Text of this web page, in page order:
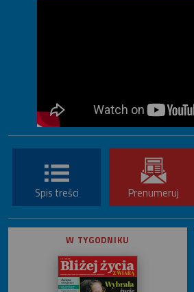
Spis treści Prenumeruj
W TYGODNIKU